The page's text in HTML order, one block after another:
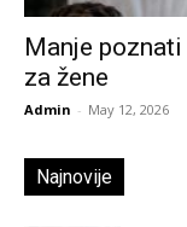
Manje
za žene
Admin - May 12, 2026
Najnovije